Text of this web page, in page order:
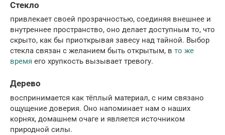
Стекло
привлекает своей прозрачностью, соединяя внешнее и
внутреннее пространство, оно делает доступным то, что
скрыто, как бы приоткрывая завесу над тайной. Выбор
стекла связан с желанием быть открытым, в то же
время его хрупкость вызывает тревогу.
Дерево
воспринимается как тёплый материал, с ним связано
ощущение доверия. Оно напоминает нам о наших
корнях, домашнем очаге и является источником
природной силы.